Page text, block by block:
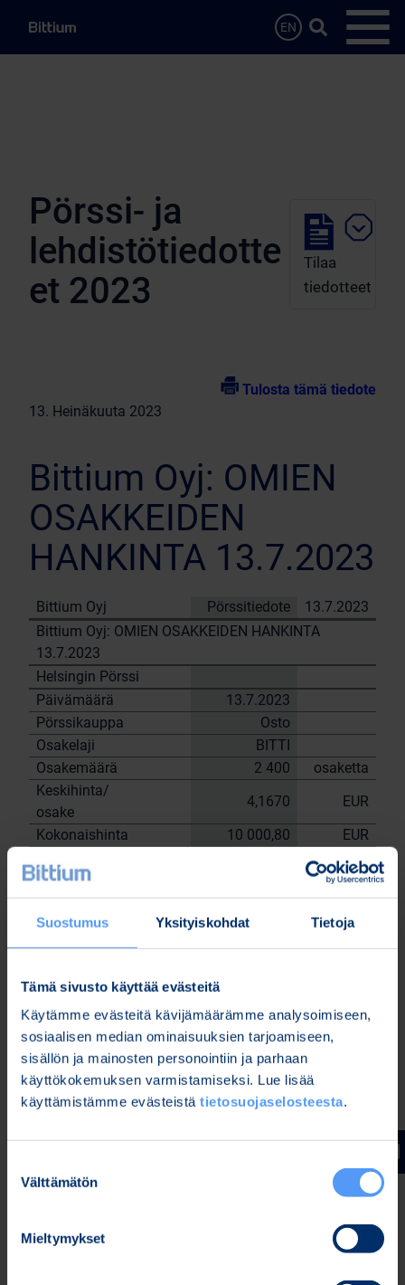
Suostumus Yksityiskohdat Tietoja
Tämä sivusto käyttää evästeitä
Käytämme evästeitä kävijämäärämme analysoimiseen,
sosiaalisen median ominaisuuksien tarjoamiseen,
sisällön ja mainosten personointiin ja parhaan
käyttökokemuksen varmistamiseksi. Lue lisää
käyttämistämme evästeistä tietosuojaselosteesta.
valinta
Välttämätön
Mieltymykset
EN
Hae…
Avaa
Pörssi- ja
lehdistötiedotte
et 2023
Tilaa
tiedotteet
Tulosta tämä tiedote
13. Heinäkuuta 2023
Bittium Oyj: OMIEN
OSAKKEIDEN
HANKINTA 13.7.2023
Bittium Oyj Pörssitiedote
13.7.2023
Bittium Oyj: OMIEN OSAKKEIDEN HANKINTA
13.7.2023
Helsingin Pörssi
Päivämäärä
13.7.2023
Pörssikauppa
Osto
Osakelaji
BITTI
Osakemäärä
2 400
osaketta
Keskihinta/
osake
4,1670
EUR
Kokonaishinta
10 000,80
EUR
13.7.2023
tehtyjen kauppojen jälkeen: 90 072 kpl.
Bittium Oyj:n puolesta
Nordea Pankki Oyj
Janne Sarvikivi
Lisätietoja:
Kari Jokela
Lakiasiainjohtaja
Puh. 040 344 5258
www.bittium.com
Release (wkr0006.pdf)